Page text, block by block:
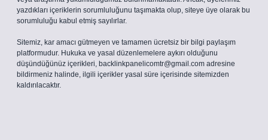
yazdıkları içeriklerin sorumluluğunu taşımakta olup, siteye üye olarak bu
sorumluluğu kabul etmiş sayılırlar.
Sitemiz, kar amacı gütmeyen ve tamamen ücretsiz bir bilgi paylaşım
platformudur. Hukuka ve yasal düzenlemelere aykırı olduğunu
düşündüğünüz içerikleri, backlinkpanelicomtr@gmail.com adresine
bildirmeniz halinde, ilgili içerikler yasal süre içerisinde sitemizden
kaldırılacaktır.